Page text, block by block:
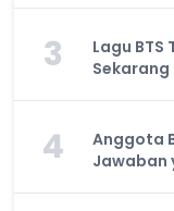
3
Lagu
Sekarang
4
Anggota
Jawaban